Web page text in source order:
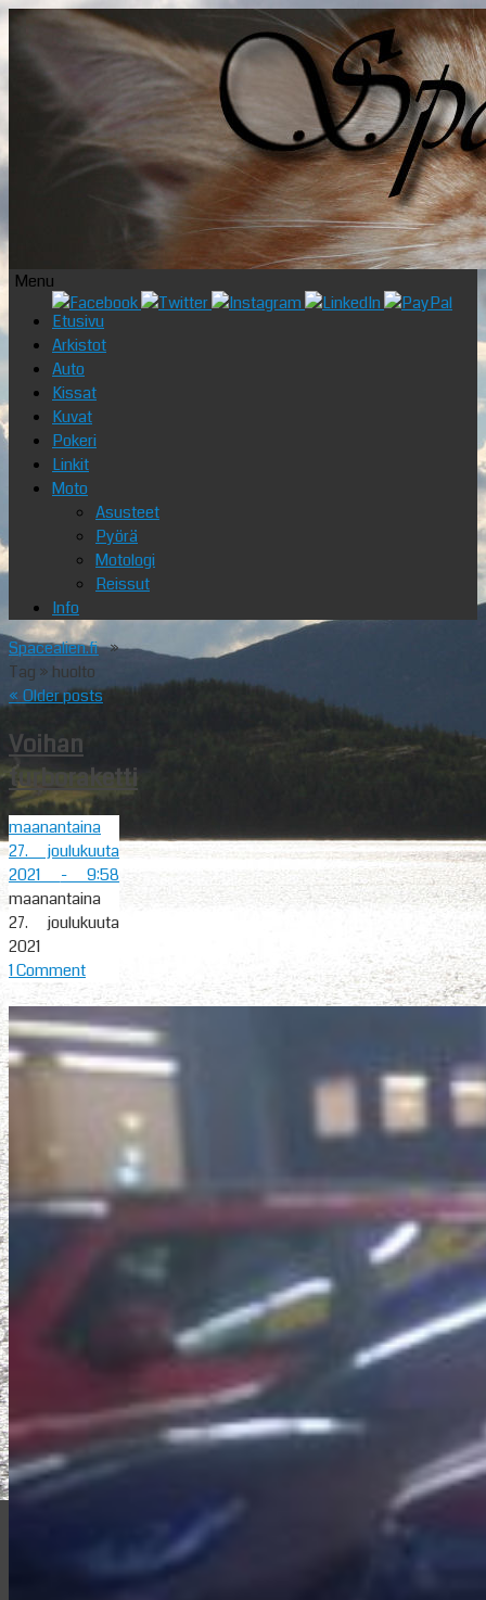
Menu
Skip
content
Etusivu
Arkistot
Auto
Kissat
Kuvat
Pokeri
Linkit
Moto
Asusteet
Pyörä
Motologi
Reissut
Info
Spacealien.fi»
Tag » huolto
« Older posts
Voihan
turboraketti
maanantaina
27. joulukuuta
2021
- 9:58
maanantaina
27. joulukuuta
2021
1 Comment